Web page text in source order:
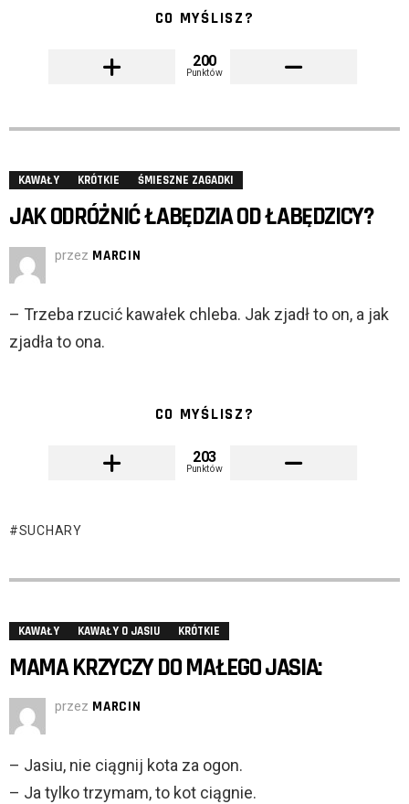
CO MYŚLISZ?
200
Punktów
KAWAŁY KRÓTKIE ŚMIESZNE ZAGADKI
JAK ODRÓŻNIĆ ŁABĘDZIA OD ŁABĘDZICY?
przez MARCIN
– Trzeba rzucić kawałek chleba. Jak zjadł to on, a jak
zjadła to ona.
CO MYŚLISZ?
203
Punktów
SUCHARY
KAWAŁY KAWAŁY O JASIU KRÓTKIE
MAMA KRZYCZY DO MAŁEGO JASIA:
przez MARCIN
– Jasiu, nie ciągnij kota za ogon.
– Ja tylko trzymam, to kot ciągnie.